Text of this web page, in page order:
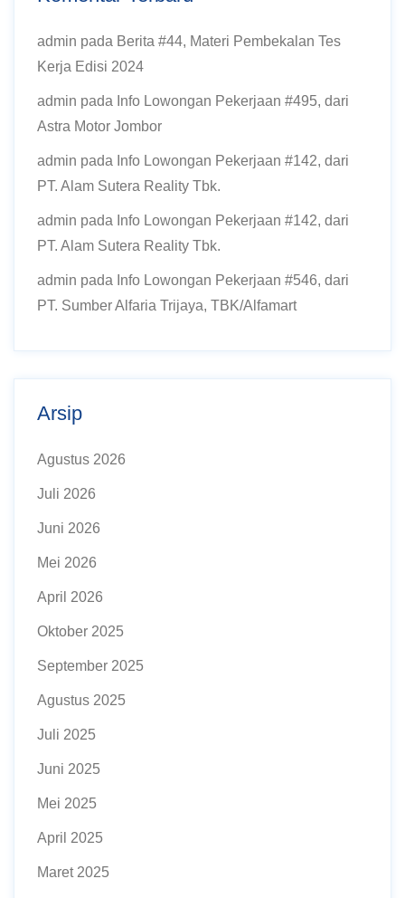
admin pada Berita #44, Materi Pembekalan Tes
Kerja Edisi 2024
admin pada Info Lowongan Pekerjaan #495, dari
Astra Motor Jombor
admin pada Info Lowongan Pekerjaan #142, dari
PT. Alam Sutera Reality Tbk.
admin pada Info Lowongan Pekerjaan #142, dari
PT. Alam Sutera Reality Tbk.
admin pada Info Lowongan Pekerjaan #546, dari
PT. Sumber Alfaria Trijaya, TBK/Alfamart
Arsip
Agustus 2026
Juli 2026
Juni 2026
Mei 2026
April 2026
Oktober 2025
September 2025
Agustus 2025
Juli 2025
Juni 2025
Mei 2025
April 2025
Maret 2025